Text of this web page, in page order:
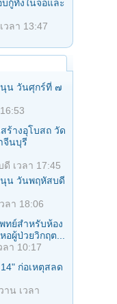
กู้ทั้งในจอและ
วลา 13:47
นุน วันศุกร์ที่ ๗
ร้างอุโบสถ วัด
จีนบุรี
เวลา 17:45
นุน วันพฤหัสบดี
ลา 18:06
ทย์สำหรับห้อง
อผู้ป่วยวิกฤต...
ลา 10:17
ก่อเหตุสลด
าน เวลา